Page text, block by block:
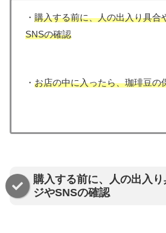
・ 購入する前に、人の出入り具合
SNSの確認
・ お店の中に入ったら、珈琲豆の
購入する前に、人の出入
ジやSNSの確認